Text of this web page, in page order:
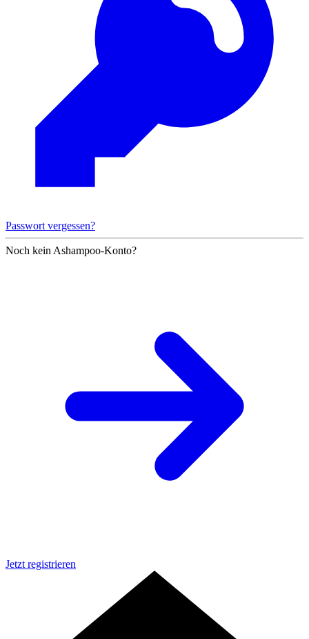
Passwort vergessen?
Noch kein Ashampoo-Konto?
Jetzt registrieren